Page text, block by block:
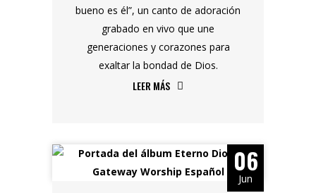
bueno es él”, un canto de adoración
grabado en vivo que une
generaciones y corazones para
exaltar la bondad de Dios.
LEER MÁS
06
Jun